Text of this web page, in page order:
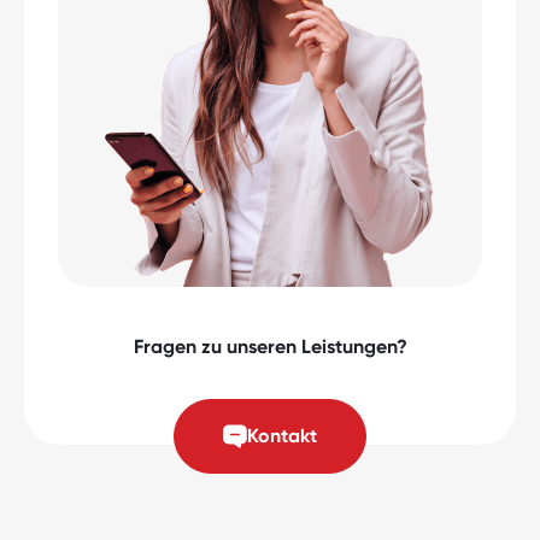
verschiedenen EU-Ländern. Stärken Sie Ihr Team
mit internationalem Know-how und nutzen Sie
unser EU-Recruiting-Service, um langfristige
Ziele und Wachstumspläne zu erreichen.
Kontaktieren Sie uns jetzt, um mehr zu erfahren.
Fragen zu unseren Leistungen?
Kontakt